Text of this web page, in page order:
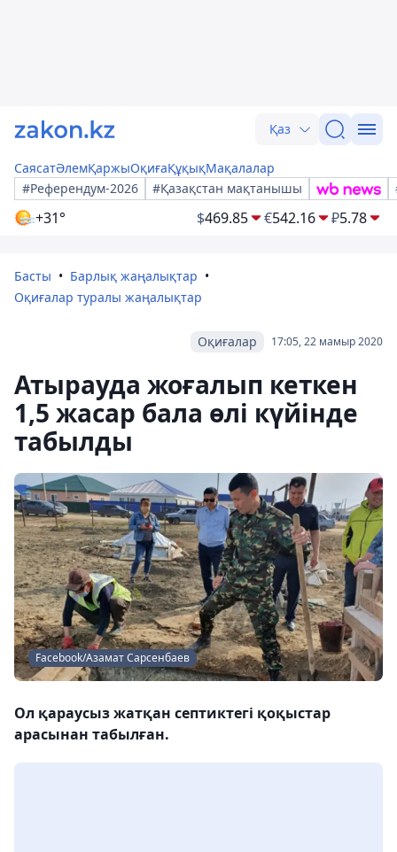
Қаз
СаясатӘлемҚаржыОқиғаҚұқықМақалалар
#Референдум-2026
#Қазақстан мақтанышы
+31° $469.85 €542.16 ₽5.78
Басты
Барлық жаңалықтар
Оқиғалар туралы жаңалықтар
17:05, 22 мамыр 2020
Оқиғалар
Атырауда жоғалып кеткен
1,5 жасар бала өлі күйінде
табылды
Facebook/Азамат Сарсенбаев
Ол қараусыз жатқан септиктегі қоқыстар
арасынан табылған.